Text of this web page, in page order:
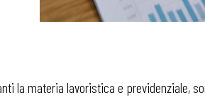
la materia lavoristica e previdenziale,